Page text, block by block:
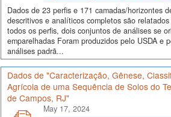
Dados de 23 perfis e 171 camadas/horizontes
descritivos e analíticos completos são
todos os perfis, dois conjuntos de análises se
emparelhadas Foram produzidos pelo USDA e
análises padrã...
Dados de "Caracterização, Gênese,
Agrícola de uma Sequência de Solos do
de Campos, RJ"
May 17, 2024